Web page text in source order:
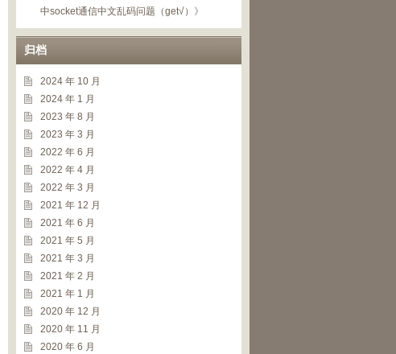
中socket通信中文乱码问题（get√） 》
归档
2024 年 10 月
2024 年 1 月
2023 年 8 月
2023 年 3 月
2022 年 6 月
2022 年 4 月
2022 年 3 月
2021 年 12 月
2021 年 6 月
2021 年 5 月
2021 年 3 月
2021 年 2 月
2021 年 1 月
2020 年 12 月
2020 年 11 月
2020 年 6 月